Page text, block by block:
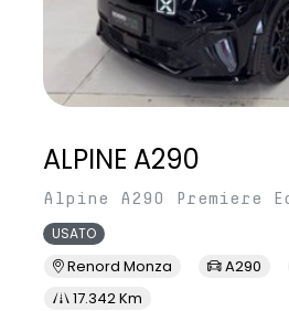
ALPINE A290
Alpine A290 Premiere
USATO
Renord Monza A290
17.342 Km